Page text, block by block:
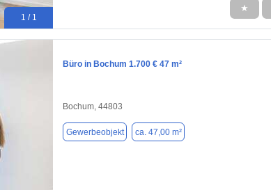
1 / 1
★
Büro in Bochum 1.700 € 47 m²
Bochum, 44803
Gewerbeobjekt ca. 47,00 m²